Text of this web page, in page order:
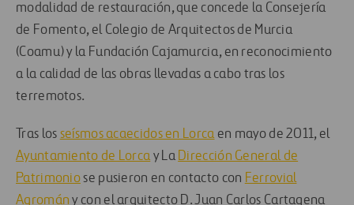
modalidad de restauración, que concede la Consejería
de Fomento, el Colegio de Arquitectos de Murcia
(Coamu) y la Fundación Cajamurcia, en reconocimiento
a la calidad de las obras llevadas a cabo tras los
terremotos.
Tras los seísmos acaecidos en Lorcaen mayo de 2011, el
Ayuntamiento de Lorcay La Dirección General de
Patrimoniose pusieron en contacto con Ferrovial
Agromán y con el arquitecto D. Juan Carlos Cartagena